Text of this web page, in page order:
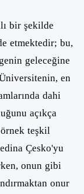
bir şekilde
etmektedir; bu,
geleceğine
en
dahi
açıkça
teşkil
Çesko'yu
onun gibi
onur